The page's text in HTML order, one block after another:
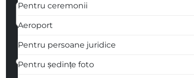
Pentru ceremonii
Aeroport
Pentru persoane juridice
Pentru ședințe foto
Cum vă contactăm
Scris Apel telefonic